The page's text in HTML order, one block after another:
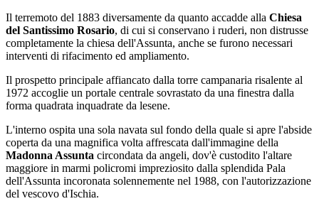
Il terremoto del 1883 diversamente da quanto accadde alla Chiesa
del Santissimo Rosario, di cui si conservano i ruderi, non distrusse
completamente la chiesa dell'Assunta, anche se furono necessari
interventi di rifacimento ed ampliamento.
Il prospetto principale affiancato dalla torre campanaria risalente al
1972 accoglie un portale centrale sovrastato da una finestra dalla
forma quadrata inquadrate da lesene.
L'interno ospita una sola navata sul fondo della quale si apre l'abside
coperta da una magnifica volta affrescata dall'immagine della
Madonna Assunta circondata da angeli, dov'è custodito l'altare
maggiore in marmi policromi impreziosito dalla splendida Pala
dell'Assunta incoronata solennemente nel 1988, con l'autorizzazione
del vescovo d'Ischia.